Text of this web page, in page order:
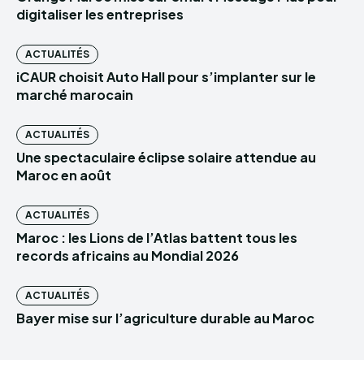
digitaliser les entreprises
ACTUALITÉS
iCAUR choisit Auto Hall pour s’implanter sur le
marché marocain
ACTUALITÉS
Une spectaculaire éclipse solaire attendue au
Maroc en août
ACTUALITÉS
Maroc : les Lions de l’Atlas battent tous les
records africains au Mondial 2026
ACTUALITÉS
Bayer mise sur l’agriculture durable au Maroc